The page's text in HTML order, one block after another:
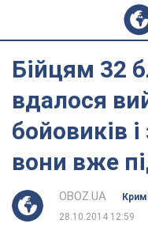
Бійцям 32
вдалося
бойовиків
вони вже
OBOZ.UA
28.10.2014 12:59